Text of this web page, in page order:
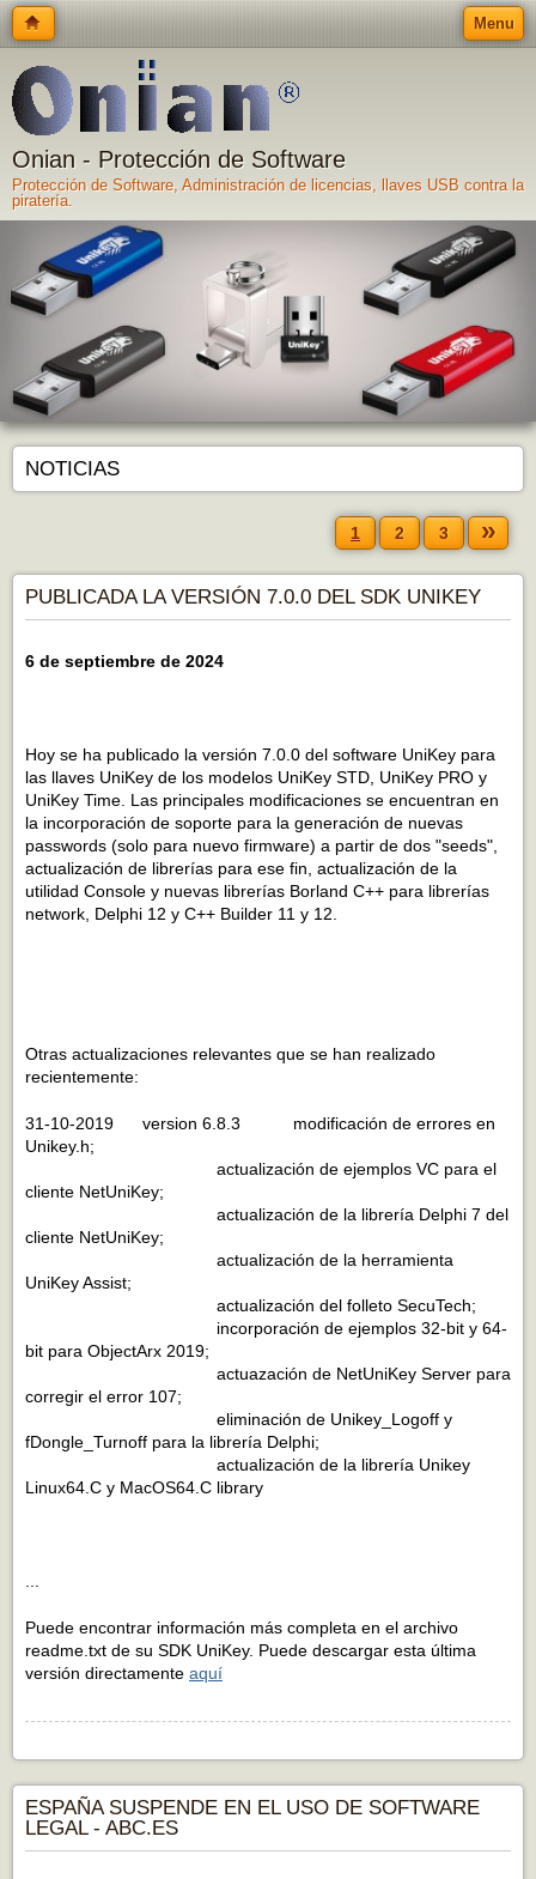
Menu
Onian - Protección de Software
Protección de Software, Administración de licencias, llaves USB contra la
piratería.
NOTICIAS
1 2 3 »
PUBLICADA LA VERSIÓN 7.0.0 DEL SDK UNIKEY
6 de septiembre de 2024
Hoy se ha publicado la versión 7.0.0 del software UniKey para
las llaves UniKey de los modelos UniKey STD, UniKey PRO y
UniKey Time. Las principales modificaciones se encuentran en
la incorporación de soporte para la generación de nuevas
passwords (solo para nuevo firmware) a partir de dos "seeds",
actualización de librerías para ese fin, actualización de la
utilidad Console y nuevas librerías Borland C++ para librerías
network, Delphi 12 y C++ Builder 11 y 12.
Otras actualizaciones relevantes que se han realizado
recientemente:
31-10-2019 version 6.8.3 modificación de errores en
Unikey.h;
actualización de ejemplos VC para el
cliente NetUniKey;
actualización de la librería Delphi 7 del
cliente NetUniKey;
actualización de la herramienta
UniKey Assist;
actualización del folleto SecuTech;
incorporación de ejemplos 32-bit y 64-
bit para ObjectArx 2019;
actuazación de NetUniKey Server para
corregir el error 107;
eliminación de Unikey_Logoff y
fDongle_Turnoff para la librería Delphi;
actualización de la librería Unikey
Linux64.C y MacOS64.C library
Puede encontrar información más completa en el archivo
readme.txt de su SDK UniKey. Puede descargar esta última
versión directamente aquí
ESPAÑA SUSPENDE EN EL USO DE SOFTWARE
LEGAL - ABC.ES